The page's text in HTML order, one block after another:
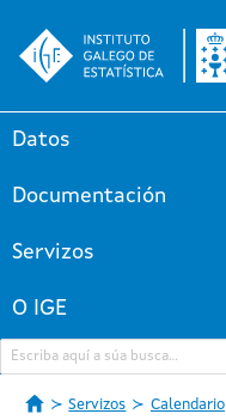
Datos
Documentación
Servizos
O IGE
Servizos Calendario